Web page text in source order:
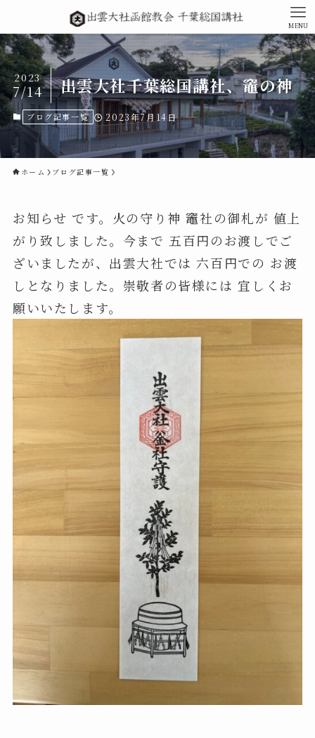
MENU
出雲大社千葉総国講社、竈の神
2023
7/14
ブログ記事一覧 2023年7月14日
ホーム ブログ記事一覧
お知らせ です。火の守り神 竈社の御札が 値上
がり致しました。今まで 五百円のお渡しでご
ざいましたが、出雲大社では 六百円での お渡
しとなりました。崇敬者の皆様には 宜しくお
願いいたします。